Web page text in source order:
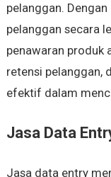
pelanggan.
pelanggan secara
penawaran produk
retensi pelanggan,
efektif dalam
Jasa Data
Jasa data entry